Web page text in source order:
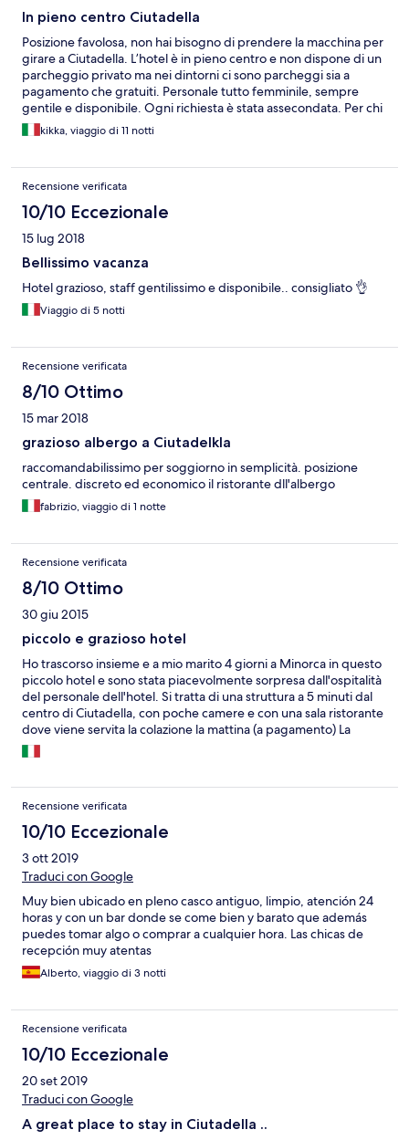
In pieno centro Ciutadella
Posizione favolosa, non hai bisogno di prendere la macchina per
girare a Ciutadella. L’hotel è in pieno centro e non dispone di un
parcheggio privato ma nei dintorni ci sono parcheggi sia a
pagamento che gratuiti. Personale tutto femminile, sempre
gentile e disponibile. Ogni richiesta è stata assecondata. Per chi
non cerca un hotel 5 stelle ma si accontenta di passare un
soggiorno lo stesso confortevole e senza troppe pretese, ha
kikka, viaggio di 11 notti
Recensione verificata
10/10 Eccezionale
15 lug 2018
Bellissimo vacanza
Hotel grazioso, staff gentilissimo e disponibile.. consigliato 👌
Viaggio di 5 notti
Recensione verificata
8/10 Ottimo
15 mar 2018
grazioso albergo a Ciutadelkla
raccomandabilissimo per soggiorno in semplicità. posizione
centrale. discreto ed economico il ristorante dll'albergo
fabrizio, viaggio di 1 notte
Recensione verificata
8/10 Ottimo
30 giu 2015
piccolo e grazioso hotel
Ho trascorso insieme e a mio marito 4 giorni a Minorca in questo
piccolo hotel e sono stata piacevolmente sorpresa dall'ospitalità
del personale dell'hotel. Si tratta di una struttura a 5 minuti dal
centro di Ciutadella, con poche camere e con una sala ristorante
dove viene servita la colazione la mattina (a pagamento) La
colazione è piuttosto nella media sia come qualità che come
varietà di cibo, con un buffet di dolci tipici, un po' di frutta e una
struttura o alla gentilezza del personale o alla luminosità delle
stanze, mi sono sentita immediatamente a mio agio, come se
fossi a casa di amici, nonostante non si tratti di un hotel a 4 stelle.
Consigliato a tutti coloro che hanno voglia di assaporare il clima
della parte storica di Minorca in un ambiente piacevole e
ospitale.
Recensione verificata
10/10 Eccezionale
3 ott 2019
Traduci con Google
Muy bien ubicado en pleno casco antiguo, limpio, atención 24
horas y con un bar donde se come bien y barato que además
puedes tomar algo o comprar a cualquier hora. Las chicas de
recepción muy atentas
Alberto, viaggio di 3 notti
Recensione verificata
10/10 Eccezionale
20 set 2019
Traduci con Google
A great place to stay in Ciutadella ..